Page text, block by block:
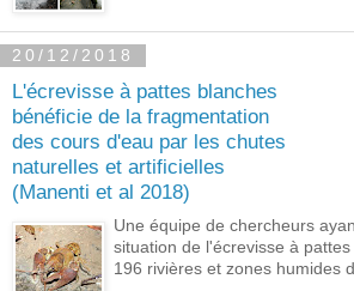
20/12/2018
L'écrevisse à pattes blanches
bénéficie de la fragmentation
des cours d'eau par les chutes
naturelles et artificielles
(Manenti et al 2018)
Une équipe de chercheurs
situation de l'écrevisse à
196 rivières et zones humides